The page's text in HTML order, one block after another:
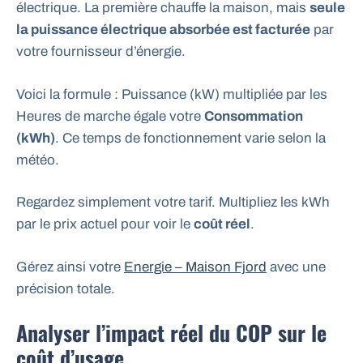
électrique. La première chauffe la maison, mais seule
la puissance électrique absorbée est facturée par
votre fournisseur d’énergie.
Voici la formule : Puissance (kW) multipliée par les
Heures de marche égale votre Consommation
(kWh). Ce temps de fonctionnement varie selon la
météo.
Regardez simplement votre tarif. Multipliez les kWh
par le prix actuel pour voir le coût réel.
Gérez ainsi votre Energie – Maison Fjord avec une
précision totale.
Analyser l’impact réel du COP sur le